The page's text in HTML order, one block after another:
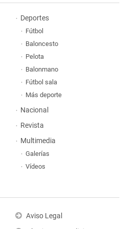
Deportes
Fútbol
Baloncesto
Pelota
Balonmano
Fútbol sala
Más deporte
Nacional
Revista
Multimedia
Galerías
Vídeos
Aviso Legal